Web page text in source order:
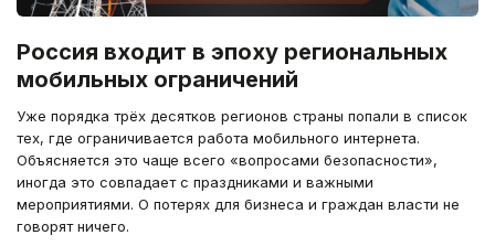
Россия входит в эпоху региональных
мобильных ограничений
Уже порядка трёх десятков регионов страны попали в список
тех, где ограничивается работа мобильного интернета.
Объясняется это чаще всего «вопросами безопасности»,
иногда это совпадает с праздниками и важными
мероприятиями. О потерях для бизнеса и граждан власти не
говорят ничего.